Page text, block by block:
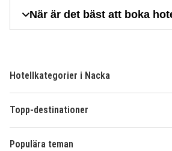
När är det bäst att boka
Hotellkategorier i Nacka
Topp-destinationer
Populära teman